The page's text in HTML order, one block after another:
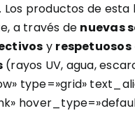
Los productos de esta
a través de nuevas
y respetuosos
(rayos UV, agua,
type=»grid»